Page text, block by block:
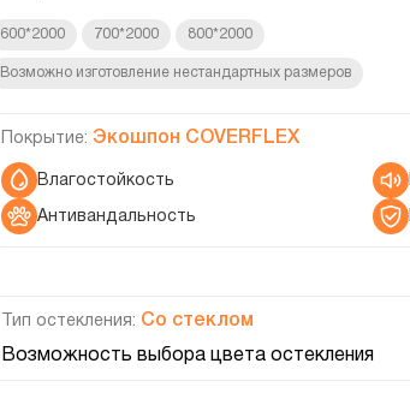
600*2000 700*2000 800*2000
Возможно изготовление нестандартных размеров
Покрытие: Экошпон COVERFLEX
Влагостойкость
Антивандальность
Тип остекления: Со стеклом
Возможность выбора цвета остекления